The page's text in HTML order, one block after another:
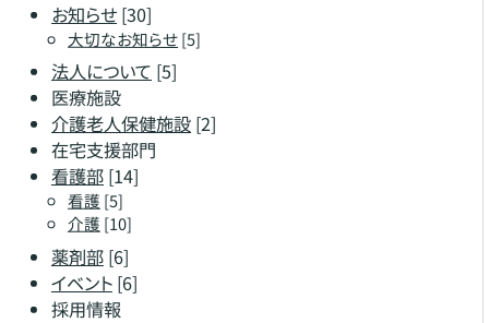
お知らせ[30]
大切なお知らせ[5]
法人について [5]
医療施設
介護老人保健施設[2]
在宅支援部門
看護部[14]
看護 [5]
介護 [10]
薬剤部[6]
イベント[6]
採用情報